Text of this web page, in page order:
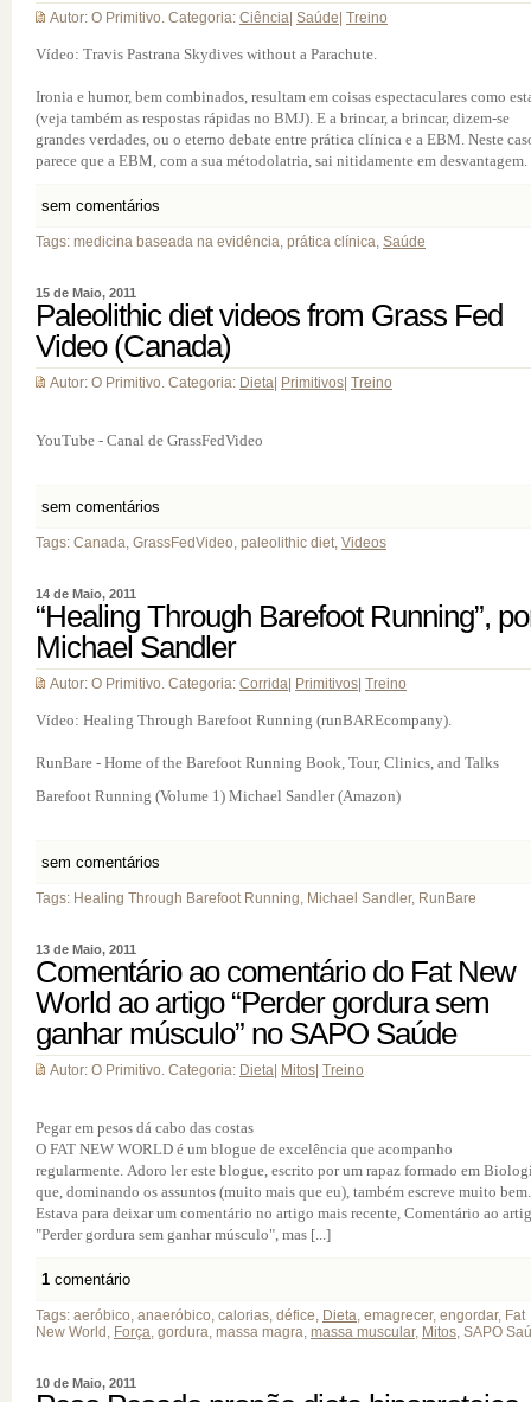
Autor: O Primitivo. Categoria: Ciência Saúde Treino
Vídeo: Travis Pastrana Skydives without a Parachute.
Ironia e humor, bem combinados, resultam em coisas espectaculares como
(veja também as respostas rápidas no BMJ). E a brincar, a brincar, dizem-se
grandes verdades, ou o eterno debate entre prática clínica e a EBM. Neste
parece que a EBM, com a sua métodolatria, sai nitidamente em desvantagem.
sem comentários
Tags: medicina baseada na evidência, prática clínica, Saúde
15 de Maio, 2011
Paleolithic diet videos from Grass Fed
Video (Canada)
Autor: O Primitivo. Categoria: Dieta Primitivos Treino
YouTube - Canal de GrassFedVideo
sem comentários
Tags: Canada, GrassFedVideo, paleolithic diet, Videos
14 de Maio, 2011
“Healing Through Barefoot Running”,
Michael Sandler
Autor: O Primitivo. Categoria: Corrida Primitivos Treino
Vídeo: Healing Through Barefoot Running (runBAREcompany).
RunBare - Home of the Barefoot Running Book, Tour, Clinics, and Talks
Barefoot Running (Volume 1) Michael Sandler (Amazon)
sem comentários
Tags: Healing Through Barefoot Running, Michael Sandler, RunBare
13 de Maio, 2011
Comentário ao comentário do Fat New
World ao artigo “Perder gordura sem
ganhar músculo” no SAPO Saúde
Autor: O Primitivo. Categoria: Dieta Mitos Treino
Pegar em pesos dá cabo das costas
O FAT NEW WORLD é um blogue de excelência que acompanho
regularmente. Adoro ler este blogue, escrito por um rapaz formado em
que, dominando os assuntos (muito mais que eu), também escreve muito bem.
Estava para deixar um comentário no artigo mais recente, Comentário ao
"Perder gordura sem ganhar músculo", mas [...]
1 comentário
Tags: aeróbico, anaeróbico, calorias, défice, Dieta, emagrecer, engordar, Fat
New World, Força, gordura, massa magra, massa muscular, Mitos, SAPO
10 de Maio, 2011